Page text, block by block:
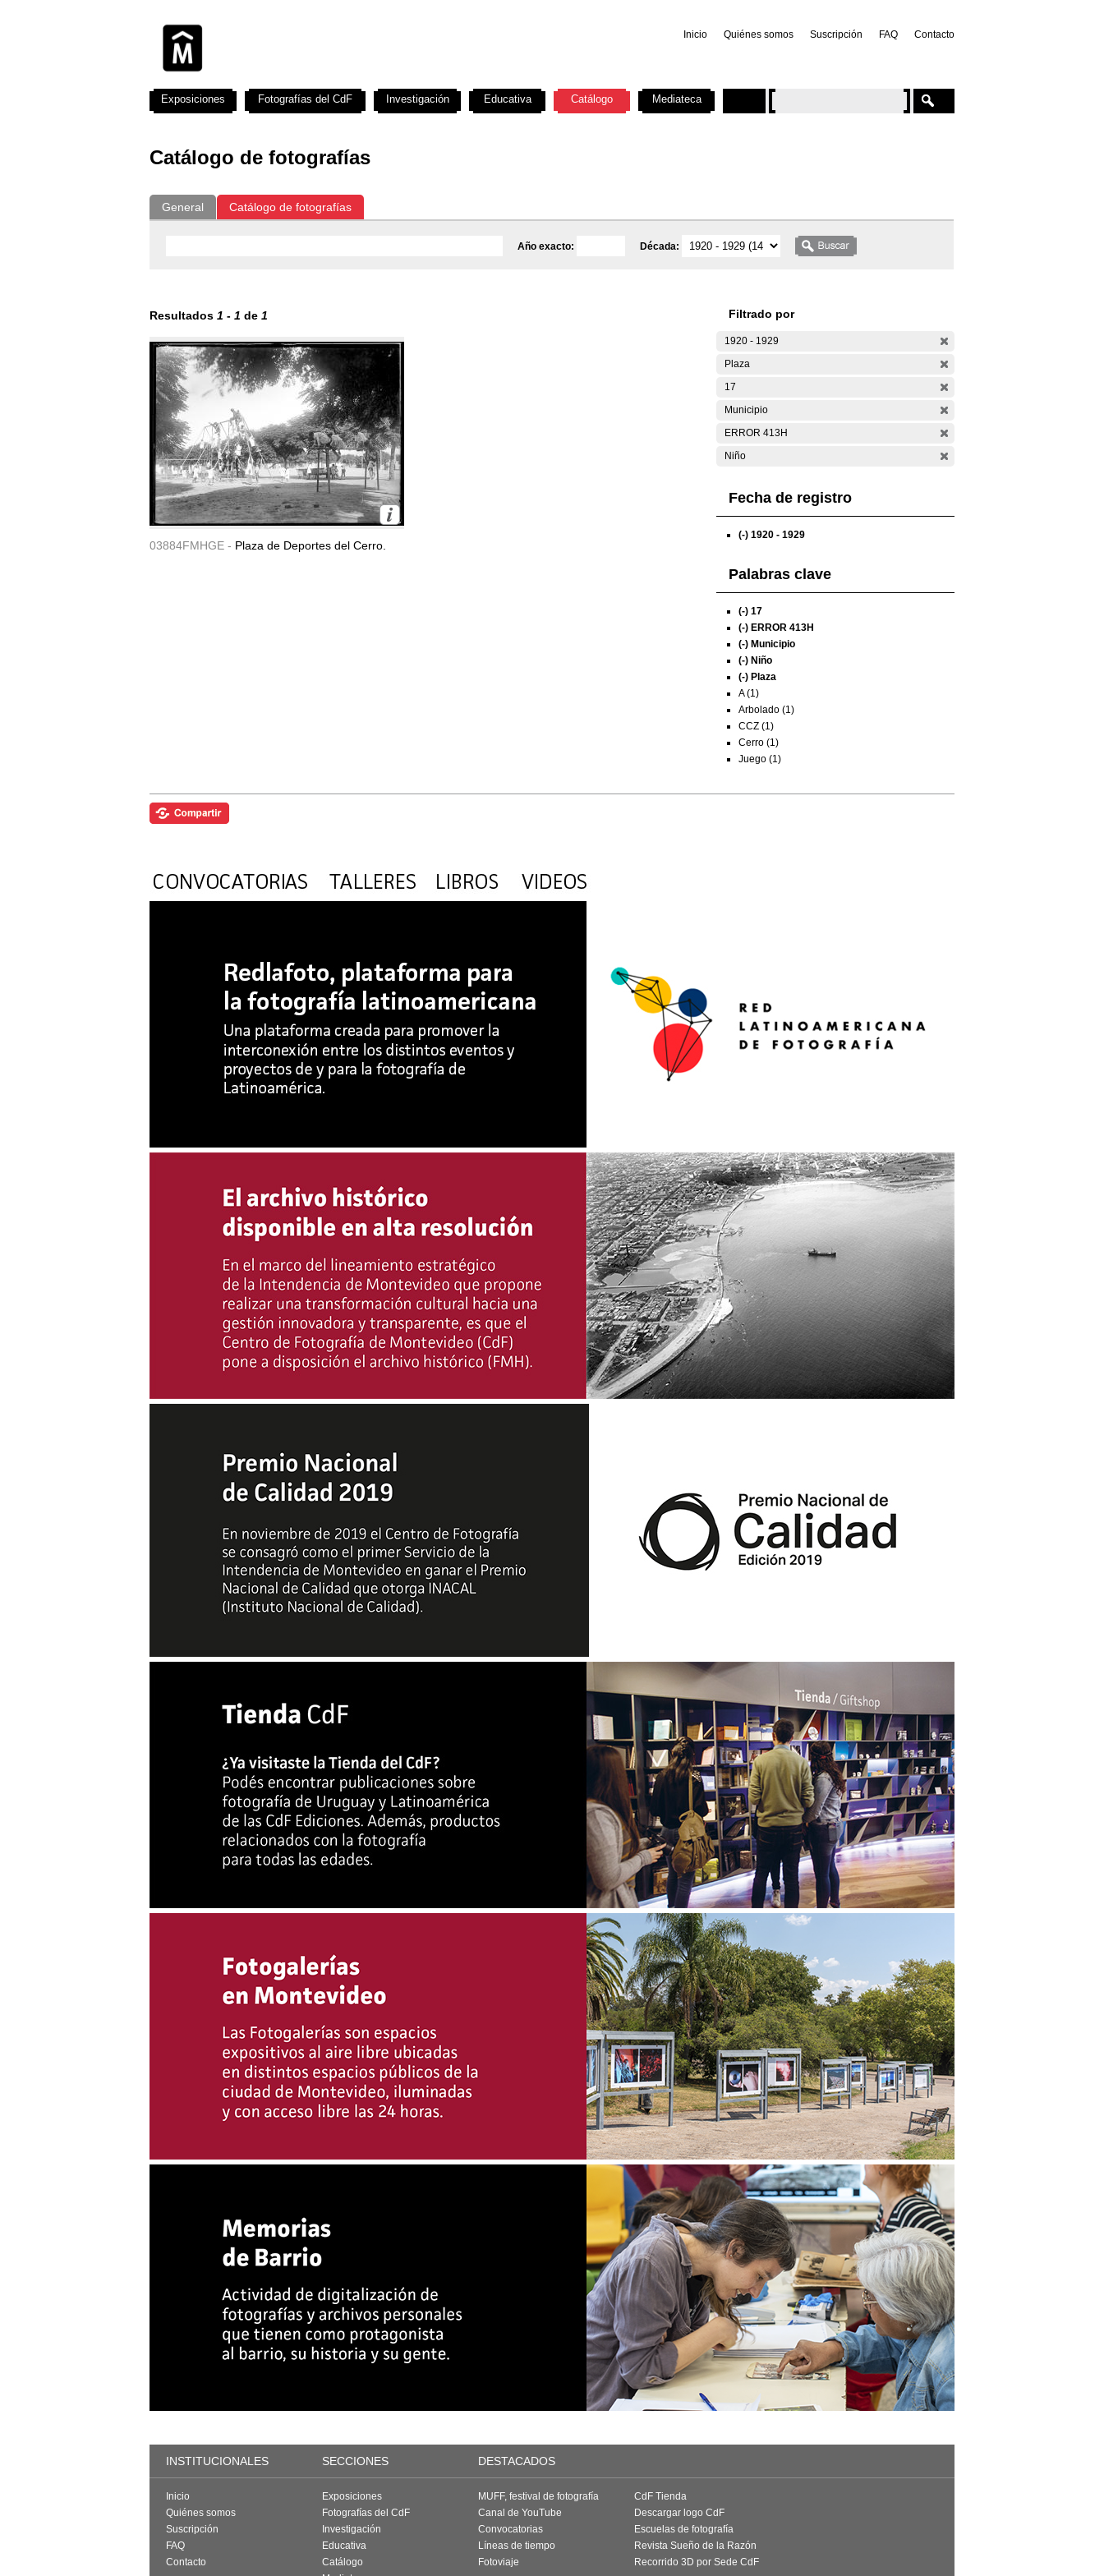
Inicio Quiénes somos Suscripción FAQ Contacto
Catálogo de fotografías
General Catálogo de fotografías
Año exacto: Década:
Resultados 1 - 1 de 1
03884FMHGE - Plaza de Deportes del Cerro.
Filtrado por
1920 - 1929
Plaza
17
Municipio
ERROR 413H
Niño
Fecha de registro
(-) 1920 - 1929
Palabras clave
(-) 17
(-) ERROR 413H
(-) Municipio
(-) Niño
(-) Plaza
A (1)
Arbolado (1)
CCZ (1)
Cerro (1)
Juego (1)
Exposiciones Fotografías del CdF Investigación Educativa Catálogo Mediateca
INSTITUCIONALES SECCIONES DESTACADOS
Inicio
Quiénes somos
Suscripción
FAQ
Contacto
Exposiciones
Fotografías del CdF
Investigación
Educativa
Catálogo
MUFF, festival de fotografía
Canal de YouTube
Convocatorias
Líneas de tiempo
Fotoviaje
CdF Tienda
Descargar logo CdF
Escuelas de fotografía
Revista Sueño de la Razón
Recorrido 3D por Sede CdF